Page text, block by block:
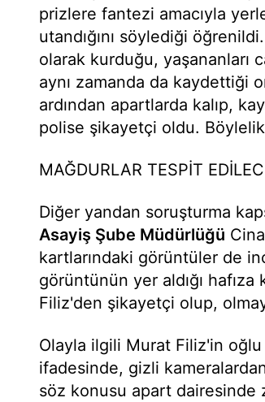
prizlere fantezi amacıyla
utandığını söylediği
olarak kurduğu, yaşananları
aynı zamanda da kaydettiği
ardından apartlarda kalıp,
polise şikayetçi oldu.
MAĞDURLAR TESPİT
Diğer yandan soruşturma
Asayiş Şube Müdürlüğü
kartlarındaki görüntüler de
görüntünün yer aldığı
Filiz'den şikayetçi olup,
Olayla ilgili Murat Filiz'in oğlu
ifadesinde, gizli
söz konusu apart dairesinde